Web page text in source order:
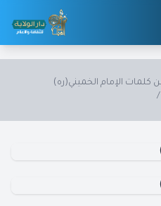
كلمات الإمام الخميني(ره)
/